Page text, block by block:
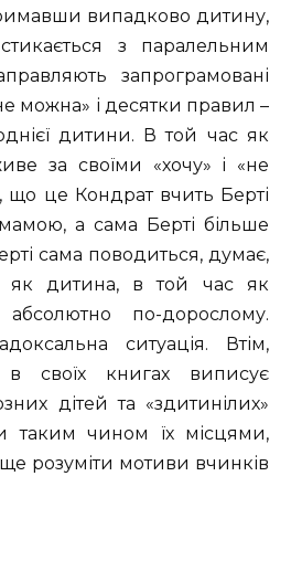
випадково дитину,
з паралельним
запрограмовані
можна» і десятки правил –
дитини. В той час як
за своїми «хочу» і «не
що це Кондрат вчить Берті
а сама Берті більше
сама поводиться, думає,
як дитина, в той час як
по-дорослому.
ситуація. Втім,
в своїх книгах виписує
дітей та «здитинілих»
таким чином їх місцями,
розуміти мотиви вчинків